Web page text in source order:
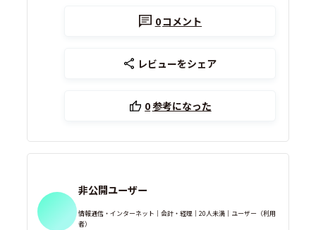
0コメント
レビューをシェア
0参考になった
非公開ユーザー
情報通信・インターネット｜会計・経理｜20人未満｜ユーザー（利用
者）